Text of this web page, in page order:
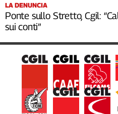
LA DENUNCIA
Ponte sullo Stretto, Cgil:
sui conti”